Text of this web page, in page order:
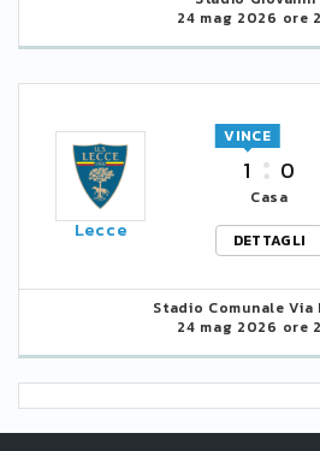
24 mag 2026 ore
Lecce
1
VINCE
0
Casa
DETTAGLI
Stadio Comunale Via
24 mag 2026 ore